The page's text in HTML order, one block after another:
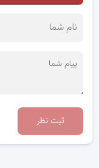
ثبت نظر